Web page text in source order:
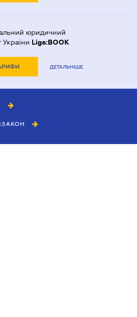
юридичний
України Liga:BOOK
ДЕТАЛЬНІШЕ